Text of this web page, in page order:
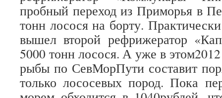
пробный переход из Приморья в
тонн лосося на борту.
вышел второй рефрижератор
5000 тонн лосося. А уже в
рыбы по СевМорПути составит
только лососевых пород. Пока